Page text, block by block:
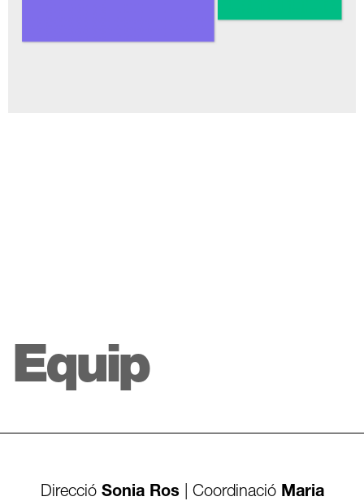
Equip
Direcció Sonia Ros| Coordinació Maria